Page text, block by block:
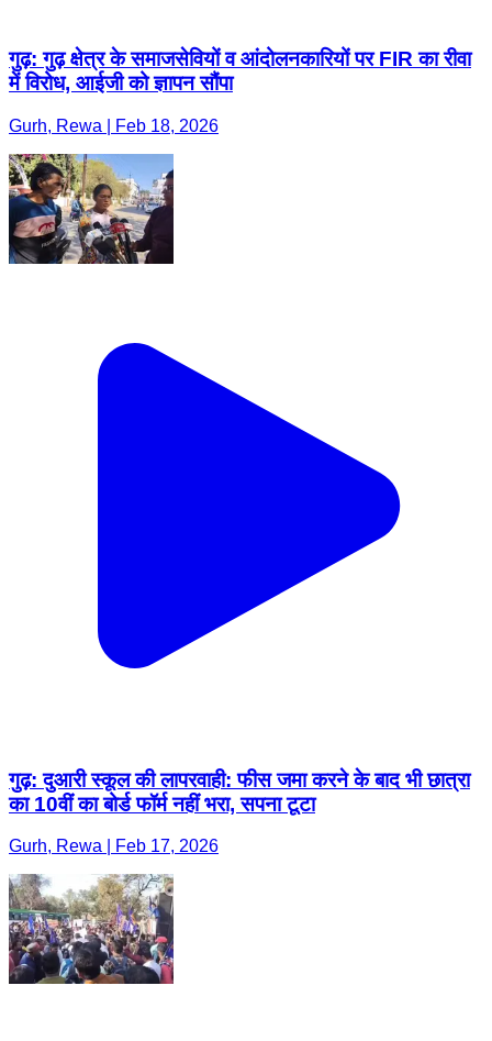
गुढ़: गुढ़ क्षेत्र के समाजसेवियों व आंदोलनकारियों पर FIR का रीवा
में विरोध, आईजी को ज्ञापन सौंपा
Gurh, Rewa | Feb 18, 2026
गुढ़: दुआरी स्कूल की लापरवाही: फीस जमा करने के बाद भी छात्रा
का 10वीं का बोर्ड फॉर्म नहीं भरा, सपना टूटा
Gurh, Rewa | Feb 17, 2026